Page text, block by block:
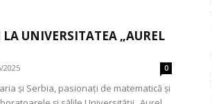
UNIVERSITATEA „AUREL
2025 0
și Serbia, pasionați de matematică și